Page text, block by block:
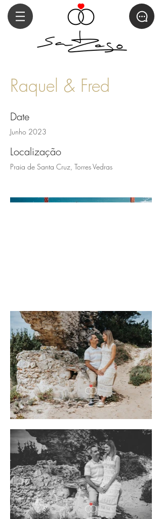
Raquel & Fred
Date
Junho 2023
Localização
Praia de Santa Cruz, Torres Vedras